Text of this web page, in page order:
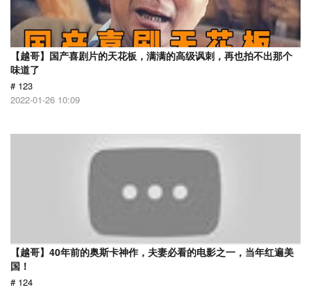
【越哥】国产喜剧片的天花板，满满的高级讽刺，再也拍不出那个
味道了
# 123
2022-01-26 10:09
【越哥】40年前的奥斯卡神作，夫妻必看的电影之一，当年红遍美
国！
# 124